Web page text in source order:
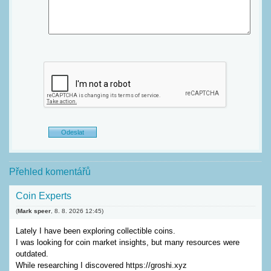
Přehled komentářů
Coin Experts
(Mark speer 8. 8. 2026 12:45)
Lately I have been exploring collectible coins.
I was looking for coin market insights, but many resources were
outdated.
While researching I discovered https://groshi.xyz